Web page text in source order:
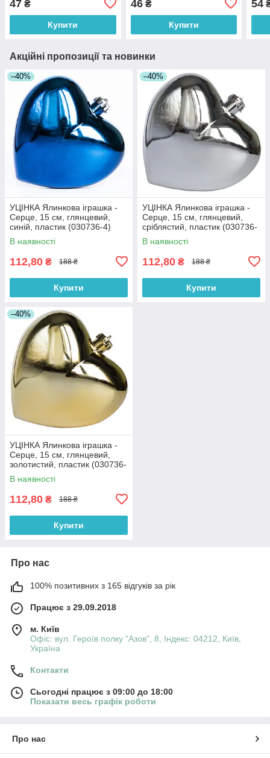
47 ₴
Купити
46₴
Купити
54
Акційні пропозиції та новинки
–40%
УЦІНКА Ялинкова іграшка -
Серце, 15 см, глянцевий,
синій, пластик (030736-4)
В наявності
112,80 ₴ 188 ₴
Купити
–40%
УЦІНКА Ялинкова іграшка -
Серце, 15 см, глянцевий,
сріблястий, пластик (030736-
1)
В наявності
112,80 ₴ 188 ₴
Купити
–40%
УЦІНКА Ялинкова іграшка -
Серце, 15 см, глянцевий,
золотистий, пластик (030736-
2)
В наявності
112,80 ₴ 188 ₴
Купити
Про нас
100% позитивних з 165 відгуків за рік
Працює з 29.09.2018
м. Київ
Офіс: вул. Героїв полку "Азов", 8, Індекс: 04212, Київ,
Україна
Контакти
Сьогодні працює з 09:00 до 18:00
Показати весь графік роботи
Про нас